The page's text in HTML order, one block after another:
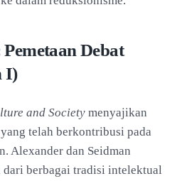
Debat
I)
and Society menyajikan
telah berkontribusi pada
Alexander dan Seidman
berbagai tradisi intelektual